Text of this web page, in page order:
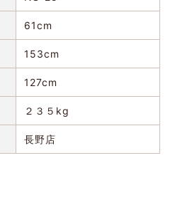
61cm
153cm
127cm
２３５kg
長野店